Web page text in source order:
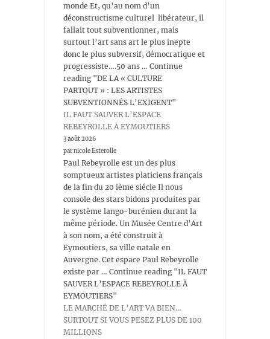
monde Et, qu’au nom d’un
déconstructisme culturel libérateur, il
fallait tout subventionner, mais
surtout l’art sans art le plus inepte
donc le plus subversif, démocratique et
progressiste….50 ans … Continue
reading "DE LA « CULTURE
PARTOUT » : LES ARTISTES
SUBVENTIONNÉS L’EXIGENT"
IL FAUT SAUVER L’ESPACE
REBEYROLLE À EYMOUTIERS
3 août 2026
par nicole Esterolle
Paul Rebeyrolle est un des plus
somptueux artistes platiciens français
de la fin du 20 ième siécle Il nous
console des stars bidons produites par
le système lango-burénien durant la
même période. Un Musée Centre d’Art
à son nom, a été construit à
Eymoutiers, sa ville natale en
Auvergne. Cet espace Paul Rebeyrolle
existe par … Continue reading "IL FAUT
SAUVER L’ESPACE REBEYROLLE À
EYMOUTIERS"
LE MARCHÉ DE L’ART VA BIEN…
SURTOUT SI VOUS PESEZ PLUS DE 100
MILLIONS